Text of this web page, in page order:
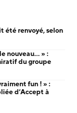
été renvoyé, selon
nouveau… » :
du groupe
fun ! » :
d’Accept à